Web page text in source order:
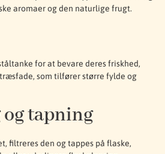
aromaer og den naturlige frugt.
for at bevare deres friskhed,
som tilfører større fylde og
tapning
filtreres den og tappes på flaske,